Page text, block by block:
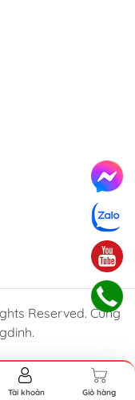
Reserved. Cung
Tài khoản Giỏ hàng